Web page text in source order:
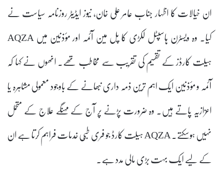
ان خیالات کا اظہار جناب عامر علی خان، نیوز ایڈیٹر روزنامہ سیاست نے
کیا۔ وہ ویسٹرن ہاسپٹل لکڑی کا پل مین آئمہ اور مؤذنین میں AQZA
ہیلت کارڈز کے تقسیم کی تقریب سے مخاطب تھے۔ انھوں نے کہا کہ
آئمہ و مؤذنین ایک اہم ترین ذمہ داری نبھانے کے باوجود معمولی مشاہرہ یا
اعزازیہ پاتے ہیں۔ وہ ضرورت پڑنے پر آج کے مہنگے علاج کے متحمل
نہیں ہوسکتے۔ AQZA ہیلت کارڈ جو فری طبّی خدمات فراہم کرتا ہے ان
کے لیے ایک بہت بڑی مالی مدد ہے۔